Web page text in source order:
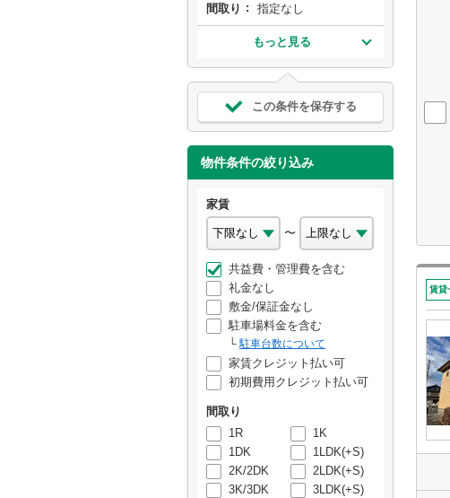
間取り
指定なし
もっと見る
この条件を保存する
物件条件の絞り込み
家賃
〜
共益費・管理費を含む
礼金なし
敷金/保証金なし
駐車場料金を含む
駐車台数について
家賃クレジット払い可
初期費用クレジット払い可
間取り
1R
1K
1DK
1LDK(+S)
2K/2DK
2LDK(+S)
3K/3DK
3LDK(+S)
賃貸